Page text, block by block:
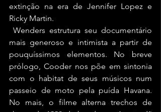
extinção na era de Jennifer Lopez e
Ricky Martin.
mais generoso e intimista a partir de
pouquíssimos elementos. No breve
prólogo, Cooder nos põe em sintonia
com o habitat de seus músicos num
passeio de moto pela puída Havana.
No mais, o filme alterna trechos de